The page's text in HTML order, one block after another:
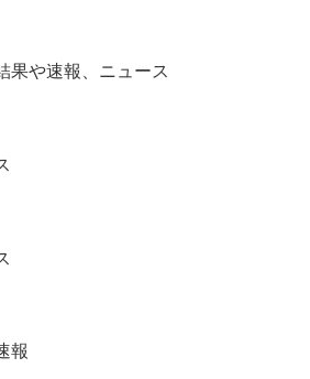
果や速報、ニュース
報